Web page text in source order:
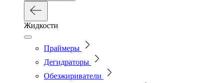
Жидкости
Праймеры
Дегидраторы
Обезжириватели